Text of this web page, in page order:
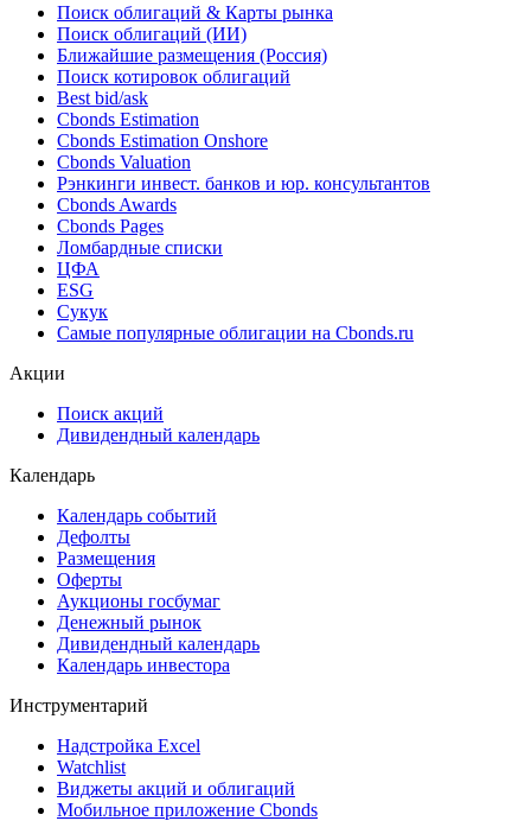
Поиск облигаций & Карты рынка
Поиск облигаций (ИИ)
Ближайшие размещения (Россия)
Поиск котировок облигаций
Best bid/ask
Cbonds Estimation
Cbonds Estimation Onshore
Cbonds Valuation
Рэнкинги инвест. банков и юр. консультантов
Cbonds Awards
Cbonds Pages
Ломбардные списки
ЦФА
ESG
Сукук
Самые популярные облигации на Cbonds.ru
Акции
Поиск акций
Дивидендный календарь
Календарь
Календарь событий
Дефолты
Размещения
Оферты
Аукционы госбумаг
Денежный рынок
Дивидендный календарь
Календарь инвестора
Инструментарий
Надстройка Excel
Watchlist
Виджеты акций и облигаций
Мобильное приложение Cbonds